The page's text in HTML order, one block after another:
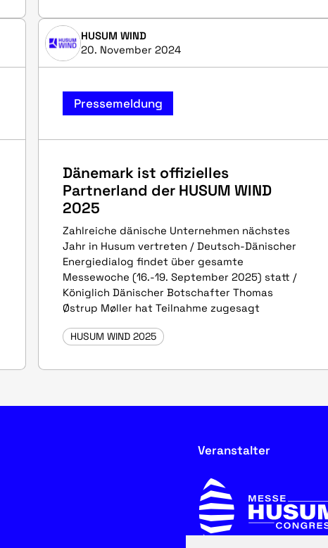
HUSUM WIND
20. November 2024
Pressemeldung
Dänemark ist offizielles
Partnerland der HUSUM WIND
2025
Zahlreiche dänische Unternehmen nächstes
Jahr in Husum vertreten / Deutsch-Dänischer
Energiedialog findet über gesamte
Messewoche (16.-19. September 2025) statt /
Königlich Dänischer Botschafter Thomas
Østrup Møller hat Teilnahme zugesagt
HUSUM WIND 2025
Veranstalter